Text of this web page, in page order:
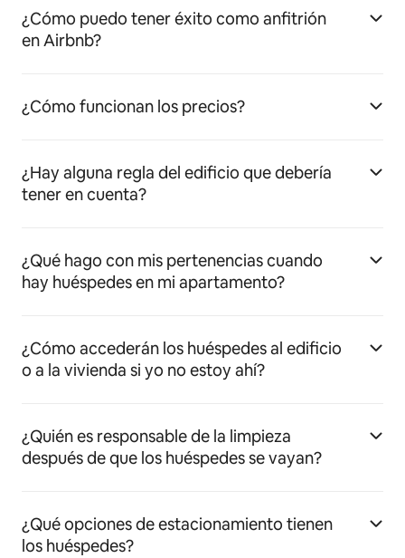
¿Cómo puedo tener éxito como anfitrión
en Airbnb?
¿Cómo funcionan los precios?
¿Hay alguna regla del edificio que debería
tener en cuenta?
¿Qué hago con mis pertenencias cuando
hay huéspedes en mi apartamento?
¿Cómo accederán los huéspedes al edificio
o a la vivienda si yo no estoy ahí?
¿Quién es responsable de la limpieza
después de que los huéspedes se vayan?
¿Qué opciones de estacionamiento tienen
los huéspedes?